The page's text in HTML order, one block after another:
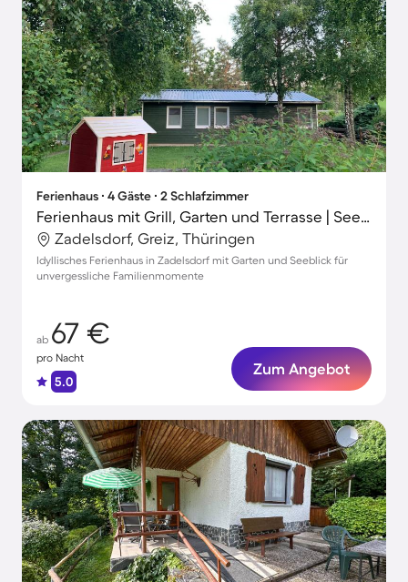
Ferienhaus ∙ 4 Gäste ∙ 2 Schlafzimmer
Ferienhaus mit Grill, Garten und Terrasse | Seeblick
Zadelsdorf, Greiz, Thüringen
Idyllisches Ferienhaus in Zadelsdorf mit Garten und Seeblick für
unvergessliche Familienmomente
ab 67 €
pro Nacht
5.0
Zum Angebot